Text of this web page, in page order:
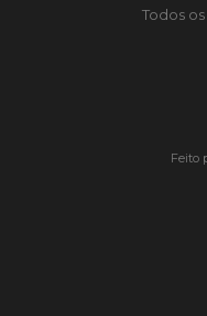
Todos
Feito